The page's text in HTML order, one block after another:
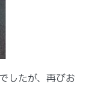
したが、再びお